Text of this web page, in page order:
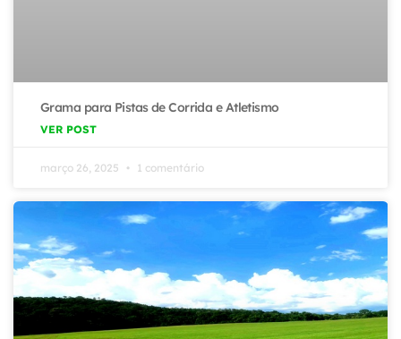
Grama para Pistas de Corrida e Atletismo
VER POST
março 26, 2025 1 comentário